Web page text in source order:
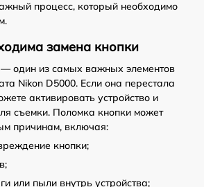
процесс, который необходимо
замена кнопки
один из самых важных элементов
Nikon D5000. Если она перестала
активировать устройство и
съемки. Поломка кнопки может
причинам, включая:
кнопки;
или пыли внутрь устройства;